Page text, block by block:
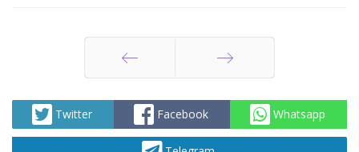
Назад Вперед
Twitter Facebook Whatsapp